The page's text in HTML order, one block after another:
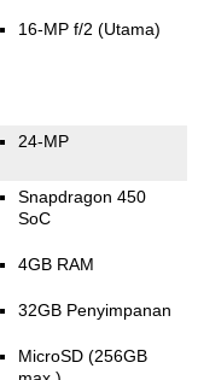
16-MP f/2 (Utama)
24-MP
Snapdragon 450
SoC
4GB RAM
32GB Penyimpanan
MicroSD (256GB